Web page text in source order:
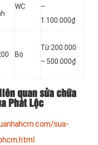
WC
–
1.100.000₫
Bộ
Từ 200.000
– 500.000₫
quan sửa chữa
Phát Lộc
sua-